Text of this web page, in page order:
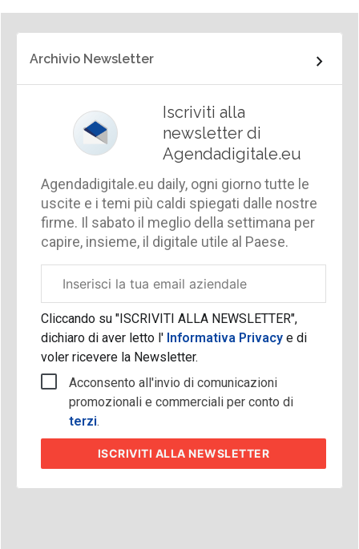
Archivio Newsletter
Iscriviti alla
newsletter di
Agendadigitale.eu
Agendadigitale.eu daily, ogni giorno tutte le
uscite e i temi più caldi spiegati dalle nostre
firme. Il sabato il meglio della settimana per
capire, insieme, il digitale utile al Paese.
aziendale
Cliccando su "ISCRIVITI ALLA NEWSLETTER",
dichiaro di aver letto l'Informativa Privacy e di
voler ricevere la Newsletter.
Acconsento all'invio di comunicazioni
promozionali e commerciali per conto di
terzi.
ISCRIVITI ALLA NEWSLETTER